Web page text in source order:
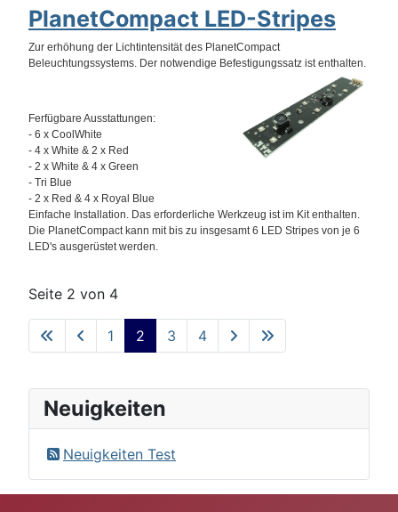
PlanetCompact LED-Stripes
Zur erhöhung der Lichtintensität des PlanetCompact
Beleuchtungssystems. Der notwendige Befestigungssatz ist enthalten.
Ferfügbare Ausstattungen:
- 6 x CoolWhite
- 4 x White & 2 x Red
- 2 x White & 4 x Green
- Tri Blue
- 2 x Red & 4 x Royal Blue
Einfache Installation. Das erforderliche Werkzeug ist im Kit enthalten.
Die PlanetCompact kann mit bis zu insgesamt 6 LED Stripes von je 6
LED's ausgerüstet werden.
Seite 2 von 4
1 2 3 4
Neuigkeiten
Neuigkeiten Test